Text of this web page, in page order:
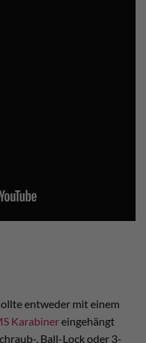
entweder mit einem
Karabinereingehängt
, Ball-Lock oder 3-